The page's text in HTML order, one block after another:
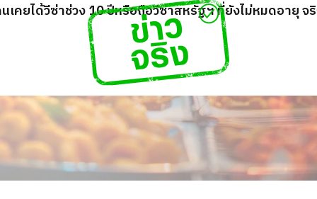
คยได้วีซ่าช่วง 10 ปีหรือถือวีซ่าสหรัฐฯ ที่ยังไม่หมดอายุ จ